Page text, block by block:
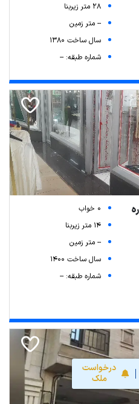
درخواست
ملک
28 متر زیربنا
-- متر زمین
سال ساخت 1380
شماره طبقه: --
0 خواب
14 متر زیربنا
-- متر زمین
سال ساخت 1400
شماره طبقه: --